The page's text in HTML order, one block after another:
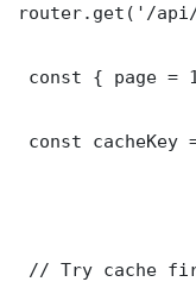
router.get('/
const { page =
const
// Try cache